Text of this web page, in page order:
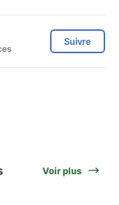
Suivre
Voir plus